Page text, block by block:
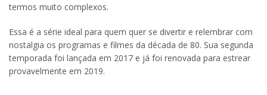
termos muito complexos.
Essa é a série ideal para quem quer se divertir e relembrar com
nostalgia os programas e filmes da década de 80. Sua segunda
temporada foi lançada em 2017 e já foi renovada para estrear
provavelmente em 2019.